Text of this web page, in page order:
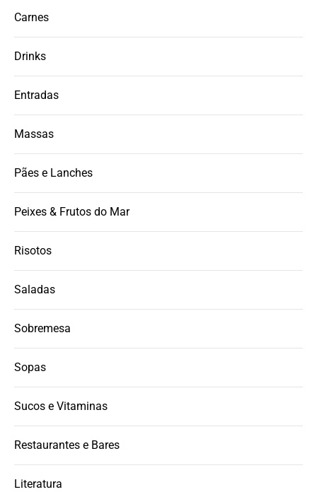
Carnes
Drinks
Entradas
Massas
Pães e Lanches
Peixes & Frutos do Mar
Risotos
Saladas
Sobremesa
Sopas
Sucos e Vitaminas
Restaurantes e Bares
Literatura